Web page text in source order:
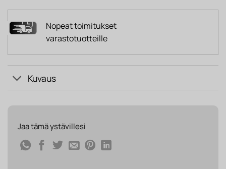
Nopeat toimitukset
varastotuotteille
Kuvaus
Jaa tämä ystävillesi